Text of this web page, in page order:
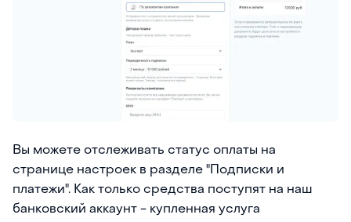
Вы можете отслеживать статус оплаты на
странице настроек в разделе "Подписки и
платежи". Как только средства поступят на наш
банковский аккаунт - купленная услуга